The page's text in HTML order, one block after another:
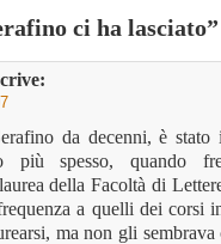
ci ha lasciato”
da decenni, è
spesso, quando
della Facoltà di
a quelli dei corsi
ma non gli sembrava